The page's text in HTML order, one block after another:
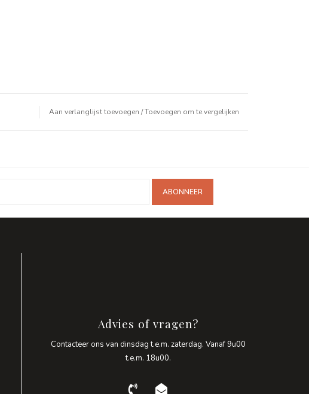
Aan verlanglijst toevoegen /Toevoegen om te vergelijken
ABONNEER
Advies of vragen?
Contacteer ons van dinsdag t.e.m. zaterdag. Vanaf 9u00
t.e.m. 18u00.